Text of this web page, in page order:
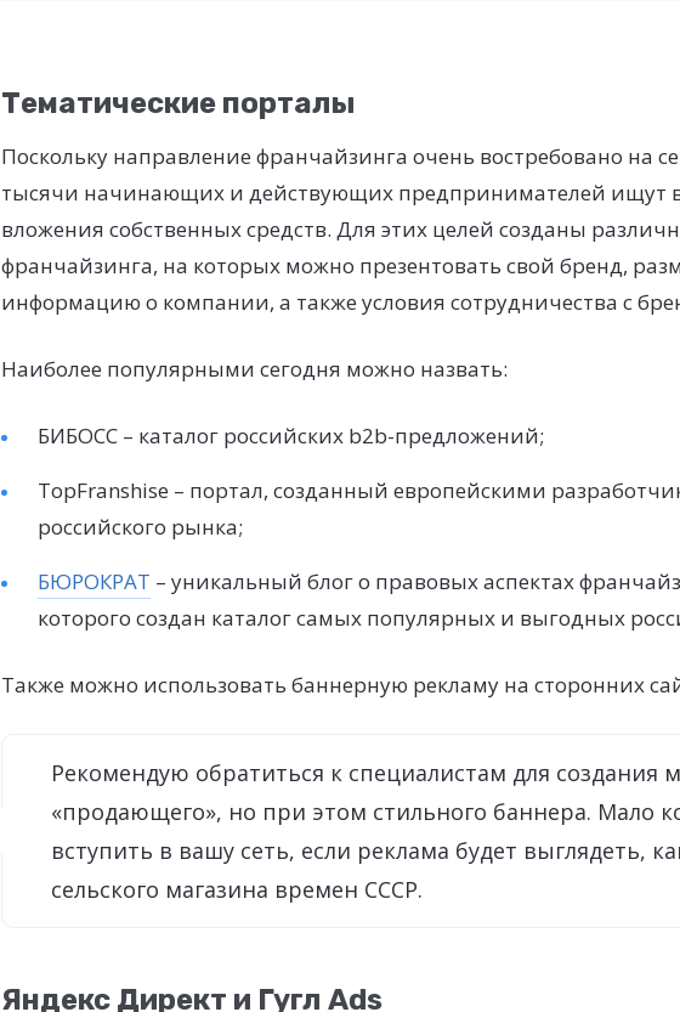
Тематические порталы
Поскольку направление франчайзинга очень востребовано на
тысячи начинающих и действующих предпринимателей ищут
вложения собственных средств. Для этих целей созданы
франчайзинга, на которых можно презентовать свой бренд,
информацию о компании, а также условия сотрудничества с
Наиболее популярными сегодня можно назвать:
БИБОСС – каталог российских b2b-предложений;
TopFranshise – портал, созданный европейскими
российского рынка;
БЮРОКРАТ – уникальный блог о правовых аспектах
которого создан каталог самых популярных и выгодных
Также можно использовать баннерную рекламу на сторонних
Рекомендую обратиться к специалистам для создания
«продающего», но при этом стильного баннера. Мало
вступить в вашу сеть, если реклама будет выглядеть,
сельского магазина времен СССР.
Яндекс Директ и Гугл Ads